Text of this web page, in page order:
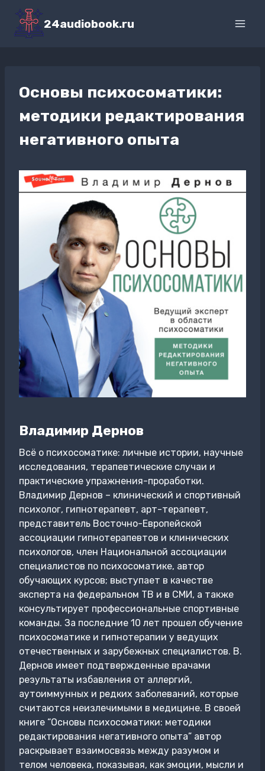
Перейти
содержимому
24audiobook.ru
Основы психосоматики:
методики редактирования
негативного опыта
Владимир Дернов
Всё о психосоматике: личные истории, научные
исследования, терапевтические случаи и
практические упражнения-проработки.
Владимир Дернов – клинический и спортивный
психолог, гипнотерапевт, арт-терапевт,
представитель Восточно-Европейской
ассоциации гипнотерапевтов и клинических
психологов, член Национальной ассоциации
специалистов по психосоматике, автор
обучающих курсов; выступает в качестве
эксперта на федеральном ТВ и в СМИ, а также
консультирует профессиональные спортивные
команды. За последние 10 лет прошел обучение
психосоматике и гипнотерапии у ведущих
отечественных и зарубежных специалистов. В.
Дернов имеет подтвержденные врачами
результаты избавления от аллергий,
аутоиммунных и редких заболеваний, которые
считаются неизлечимыми в медицине. В своей
книге “Основы психосоматики: методики
редактирования негативного опыта” автор
раскрывает взаимосвязь между разумом и
телом человека, показывая, как эмоции, мысли и